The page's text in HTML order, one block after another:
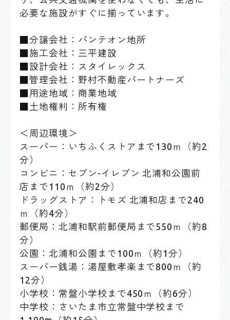
必要な施設がすぐに揃っています。
■分譲会社：パンテオン地所
■施工会社：三平建設
■設計会社：スタイレックス
■管理会社：野村不動産パートナーズ
■用途地域：商業地域
■土地権利：所有権
＜周辺環境＞
スーパー：いちふくストアまで130ｍ（約2
分）
コンビニ：セブン-イレブン 北浦和公園前
店まで110ｍ（約2分）
ドラッグストア：トモズ 北浦和店まで240
ｍ（約4分）
郵便局：北浦和駅前郵便局まで550ｍ（約8
分）
公園：北浦和公園まで100ｍ（約1分）
スーパー銭湯：湯屋敷孝楽まで800ｍ（約
12分）
小学校：常盤小学校まで450ｍ（約6分）
中学校：さいたま市立常盤中学校まで